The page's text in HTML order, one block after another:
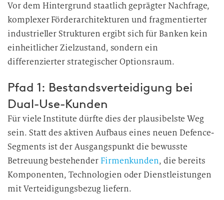
n
g
i
n
d
D
a
t
e
n
v
a
Vor dem Hintergrund staatlich geprägter Nachfrage,
komplexer Förderarchitekturen und fragmentierter
industrieller Strukturen ergibt sich für Banken kein
einheitlicher Zielzustand, sondern ein
differenzierter strategischer Optionsraum.
Pfad 1: Bestandsverteidigung bei
Dual-Use-Kunden
Für viele Institute dürfte dies der plausibelste Weg
sein. Statt des aktiven Aufbaus eines neuen Defence-
Segments ist der Ausgangspunkt die bewusste
Betreuung bestehenderFirmenkunden, die bereits
Komponenten, Technologien oder Dienstleistungen
mit Verteidigungsbezug liefern.